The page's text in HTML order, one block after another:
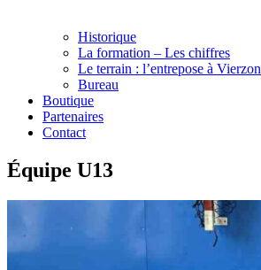
Historique
La formation – Les chiffres
Le terrain : l’entrepose à Vierzon
Bureau
Boutique
Partenaires
Contact
Équipe U13